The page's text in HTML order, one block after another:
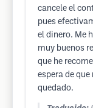
cancele el
pues
el dinero. Me
muy buenos
que he
espera de
quedado.